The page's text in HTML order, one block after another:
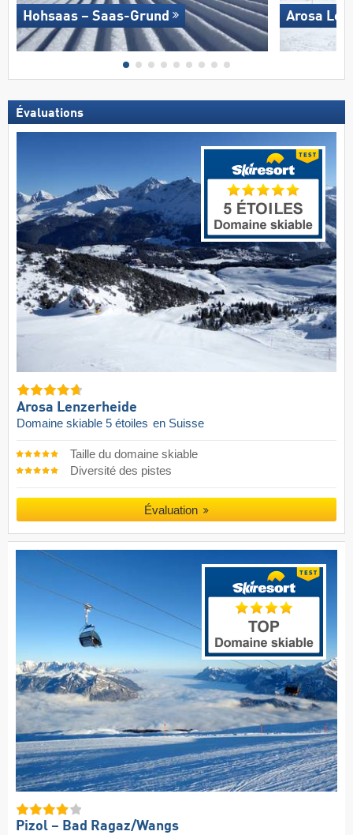
Hohsaas – Saas-Grund Arosa
Évaluations
Arosa Lenzerheide
Domaine skiable 5 étoiles en Suisse
Taille du domaine skiable
Diversité des pistes
Évaluation
Pizol – Bad Ragaz/​Wangs